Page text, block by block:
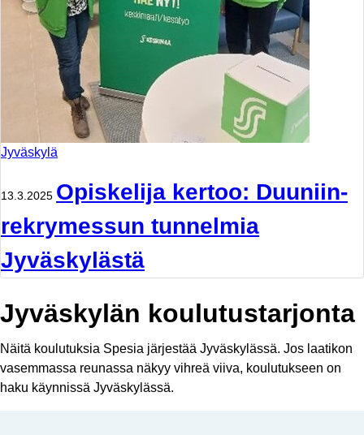
Jyväskylä
13.3.2025 Opiskelija kertoo: Duuniin-
rekrymessun tunnelmia
Jyväskylästä
Jyväskylän koulutustarjonta
Näitä koulutuksia Spesia järjestää Jyväskylässä. Jos laatikon
vasemmassa reunassa näkyy vihreä viiva, koulutukseen on
haku käynnissä Jyväskylässä.